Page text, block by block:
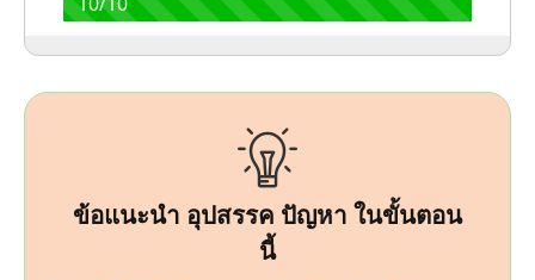
ข้อแนะนำ อุปสรรค ปัญหา ในขั้นตอน
นี้